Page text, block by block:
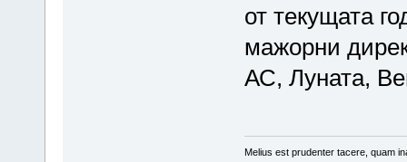
от текущата
мажорни
АС, Луната,
Melius est prudenter tacere, quam